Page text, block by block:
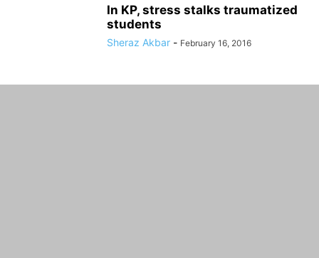
In KP, stress stalks traumatized
students
Sheraz Akbar - February 16, 2016